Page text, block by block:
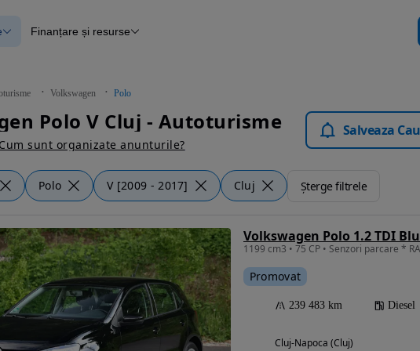
verificate
Blog Autovit.ro
Finanțare și resurse
Volkswagen Polo
Polo V Cluj - Autoturisme
Cum sunt organizate anunturile?
Salveaza
Polo V [2009 - 2017] Cluj Șterge filtrele
Volkswagen Polo 1.2 TDI
Promovat
239 483 km Diesel
Cluj-Napoca (Cluj)